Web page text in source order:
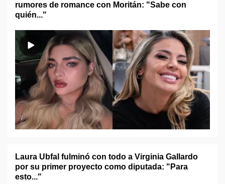
rumores de romance con Moritán: "Sabe con
quién..."
Laura Ubfal fulminó con todo a Virginia Gallardo
por su primer proyecto como diputada: "Para
esto..."